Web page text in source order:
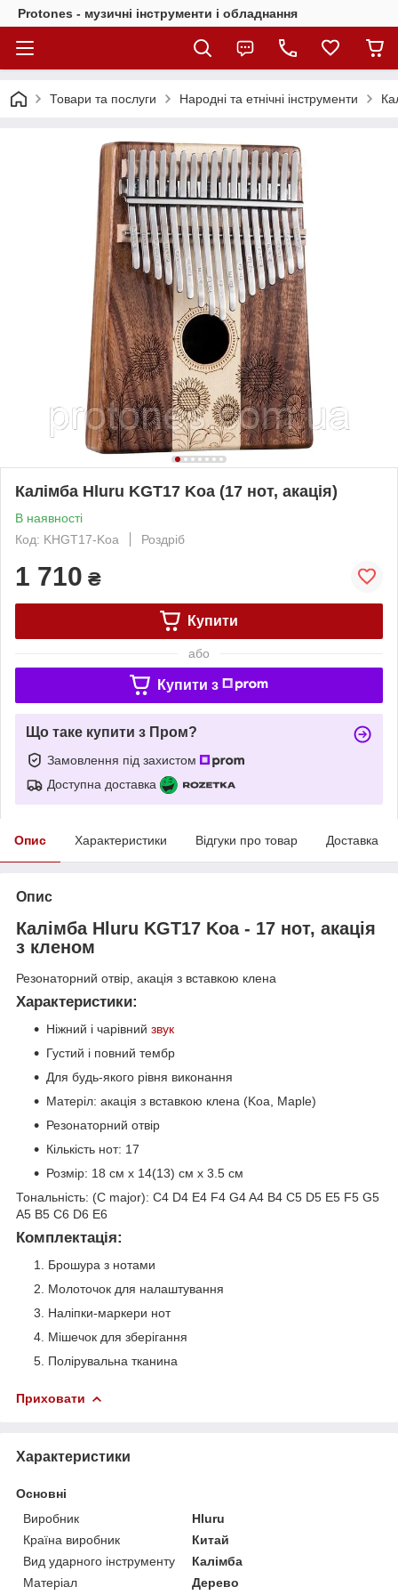
Protones - музичні інструменти і обладнання
Товари та послуги Народні та етнічні інструменти
Калімба Hluru KGT17 Koa (17 нот, акація)
В наявності
Код: KHGT17-Koa
Роздріб
1 710 ₴
Купити
або
Купити з
Що таке купити з Пром?
Замовлення під захистом
Доступна доставка
Опис Характеристики Відгуки про товар Доставка
Опис
Калімба Hluru KGT17 Koa - 17 нот, акація
з кленом
Резонаторний отвір, акація з вставкою клена
Характеристики:
Ніжний і чарівний звук
Густий і повний тембр
Для будь-якого рівня виконання
Матеріл: акація з вставкою клена (Koa, Maple)
Резонаторний отвір
Кількість нот: 17
Розмір: 18 см х 14(13) см x 3.5 см
Тональність: (C major): C4 D4 E4 F4 G4 A4 B4 C5 D5 E5 F5 G5
A5 B5 C6 D6 E6
Комплектація:
Брошура з нотами
Молоточок для налаштування
Наліпки-маркери нот
Мішечок для зберігання
Полірувальна тканина
Приховати
Характеристики
Основні
Виробник
Hluru
Країна виробник
Китай
Вид ударного інструменту
Калімба
Матеріал
Дерево